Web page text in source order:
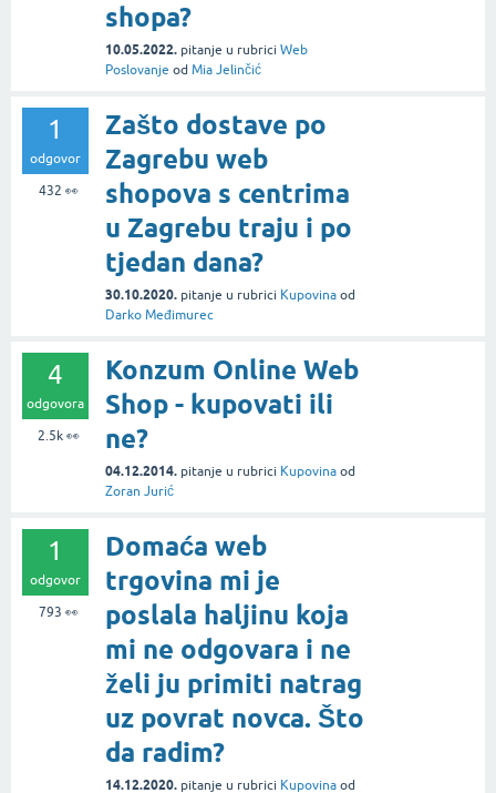
shopa?
10.05.2022. pitanje u rubrici Web
Poslovanje od Mia Jelinčić
1
odgovor
432 👀
Zašto dostave po
Zagrebu web
shopova s centrima
u Zagrebu traju i po
tjedan dana?
30.10.2020. pitanje u rubrici Kupovina od
Darko Međimurec
4
odgovora
2.5k👀
Konzum Online Web
Shop - kupovati ili
ne?
04.12.2014. pitanje u rubrici Kupovina od
Zoran Jurić
1
odgovor
793 👀
Domaća web
trgovina mi je
poslala haljinu koja
mi ne odgovara i ne
želi ju primiti natrag
uz povrat novca. Što
da radim?
14.12.2020. pitanje u rubrici Kupovina od